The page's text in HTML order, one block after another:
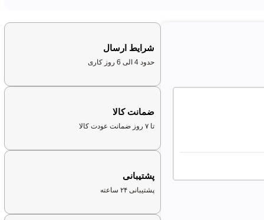
شرایط ارسال
حدود 4 الی 6 روز کاری
ضمانت کالا
تا ۷ روز ضمانت عودت کالا
پشتیبانی
پشتیبانی ۲۴ ساعته